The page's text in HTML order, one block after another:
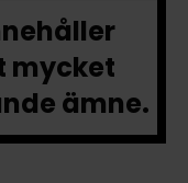
mycket
ämne.